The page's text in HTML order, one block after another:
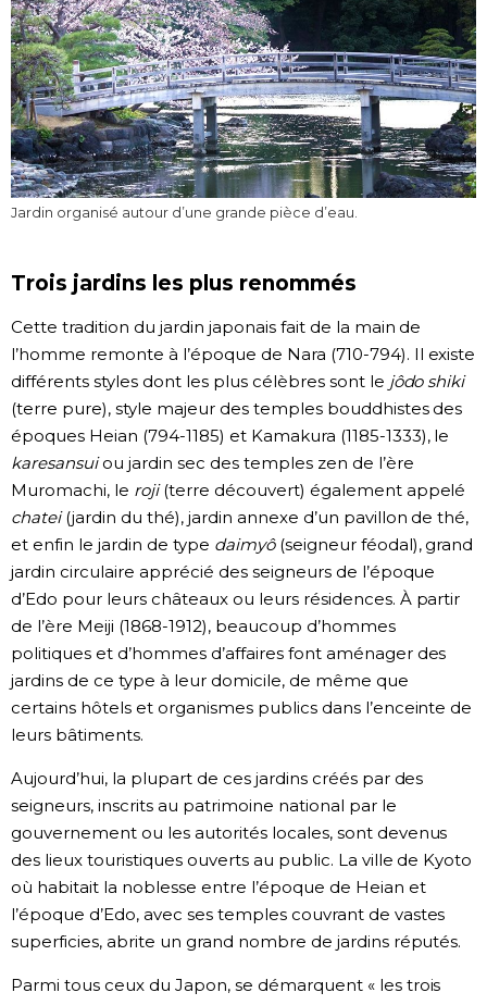
Jardin organisé autour d’une grande pièce d’eau.
Trois jardins les plus renommés
Cette tradition du jardin japonais fait de la main de
l’homme remonte à l’époque de Nara (710-794). Il existe
différents styles dont les plus célèbres sont le jôdo shiki
(terre pure), style majeur des temples bouddhistes des
époques Heian (794-1185) et Kamakura (1185-1333), le
karesansuiou jardin sec des temples zen de l’ère
Muromachi, le roji(terre découvert) également appelé
chatei(jardin du thé), jardin annexe d’un pavillon de thé,
et enfin le jardin de type daimyô(seigneur féodal), grand
jardin circulaire apprécié des seigneurs de l’époque
d’Edo pour leurs châteaux ou leurs résidences. À partir
de l’ère Meiji (1868-1912), beaucoup d’hommes
politiques et d’hommes d’affaires font aménager des
jardins de ce type à leur domicile, de même que
certains hôtels et organismes publics dans l’enceinte de
leurs bâtiments.
Aujourd’hui, la plupart de ces jardins créés par des
seigneurs, inscrits au patrimoine national par le
gouvernement ou les autorités locales, sont devenus
des lieux touristiques ouverts au public. La ville de Kyoto
où habitait la noblesse entre l’époque de Heian et
l’époque d’Edo, avec ses temples couvrant de vastes
superficies, abrite un grand nombre de jardins réputés.
Parmi tous ceux du Japon, se démarquent « les trois